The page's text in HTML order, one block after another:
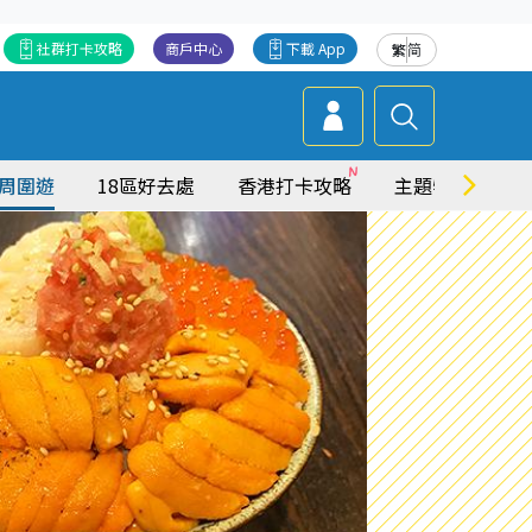
繁简
下載 App
商戶中心
社群打卡攻略
圍遊 18區好去處 香港打卡攻略 主題特集